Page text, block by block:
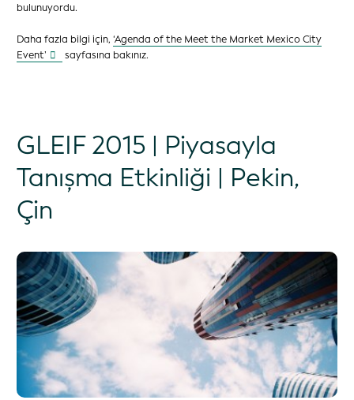
bulunuyordu.
Daha fazla bilgi için, ‘Agenda of the Meet the Market Mexico City
Event’
sayfasına bakınız.
GLEIF 2015 | Piyasayla
Tanışma Etkinliği | Pekin,
Çin